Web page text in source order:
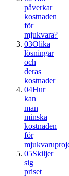
påverkar
kostnaden
för
mjukvara?
03Olika
lösningar
och
deras
kostnader
04Hur
kan
man
minska
kostnaden
för
05Skiljer
sig
priset